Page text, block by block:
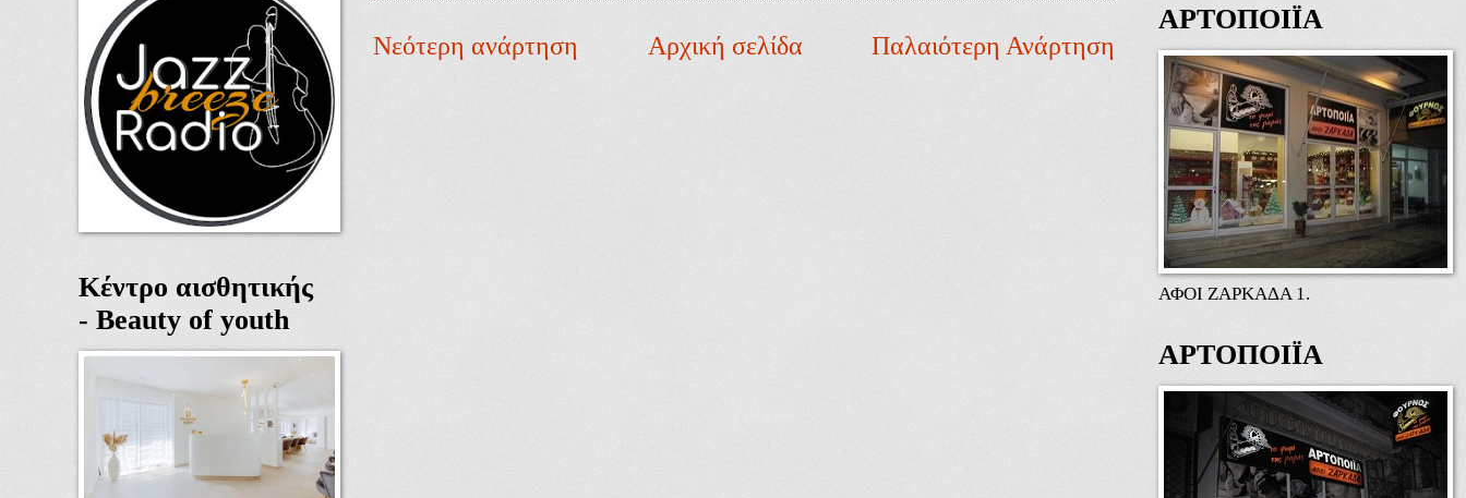
Νεότερη ανάρτηση Παλαιότερη Ανάρτηση
Αρχική σελίδα
Κέντρο αισθητικής
- Beauty of youth
ΑΡΤΟΠΟΙΪΑ
ΑΦΟΙ ΖΑΡΚΑΔΑ 1.
ΑΡΤΟΠΟΙΪΑ